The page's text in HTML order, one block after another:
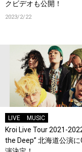
クビデオも公開！
2023/2/22
LIVE MUSIC
Kroi Live Tour 2021-
the Deep” 北海道公演に